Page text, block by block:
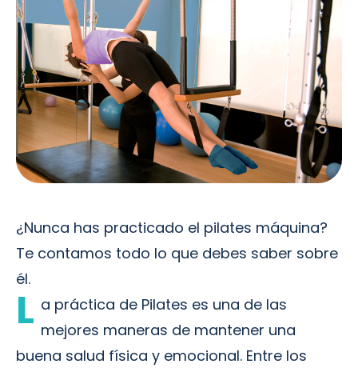
¿Nunca has practicado el pilates máquina?
Te contamos todo lo que debes saber sobre
él.
L a práctica de Pilates es una de las
mejores maneras de mantener una
buena salud física y emocional. Entre los